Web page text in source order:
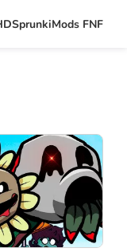
SprunkiMods FNF